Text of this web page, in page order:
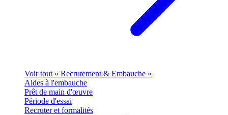
Voir tout « Recrutement & Embauche »
Aides à l'embauche
Prêt de main d'œuvre
Période d'essai
Recruter et formalités